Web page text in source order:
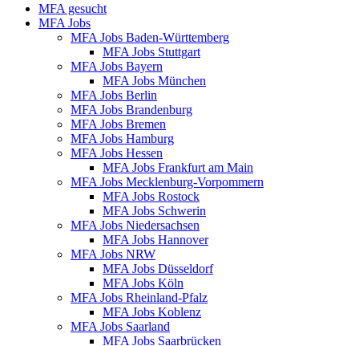
MFA gesucht
MFA Jobs
MFA Jobs Baden-Württemberg
MFA Jobs Stuttgart
MFA Jobs Bayern
MFA Jobs München
MFA Jobs Berlin
MFA Jobs Brandenburg
MFA Jobs Bremen
MFA Jobs Hamburg
MFA Jobs Hessen
MFA Jobs Frankfurt am Main
MFA Jobs Mecklenburg-Vorpommern
MFA Jobs Rostock
MFA Jobs Schwerin
MFA Jobs Niedersachsen
MFA Jobs Hannover
MFA Jobs NRW
MFA Jobs Düsseldorf
MFA Jobs Köln
MFA Jobs Rheinland-Pfalz
MFA Jobs Koblenz
MFA Jobs Saarland
MFA Jobs Saarbrücken